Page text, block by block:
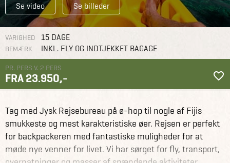
Se video Se billeder
VARIGHED 15 DAGE
BEMÆRK INKL. FLY OG INDTJEKKET BAGAGE
PR. PERS V. 2 PERS
FRA 23.950,-
Tag med Jysk Rejsebureau på ø-hop til nogle af Fijis
smukkeste og mest karakteristiske øer. Rejsen er perfekt
for backpackeren med fantastiske muligheder for at
møde nye venner for livet. Vi har sørget for fly, transport,